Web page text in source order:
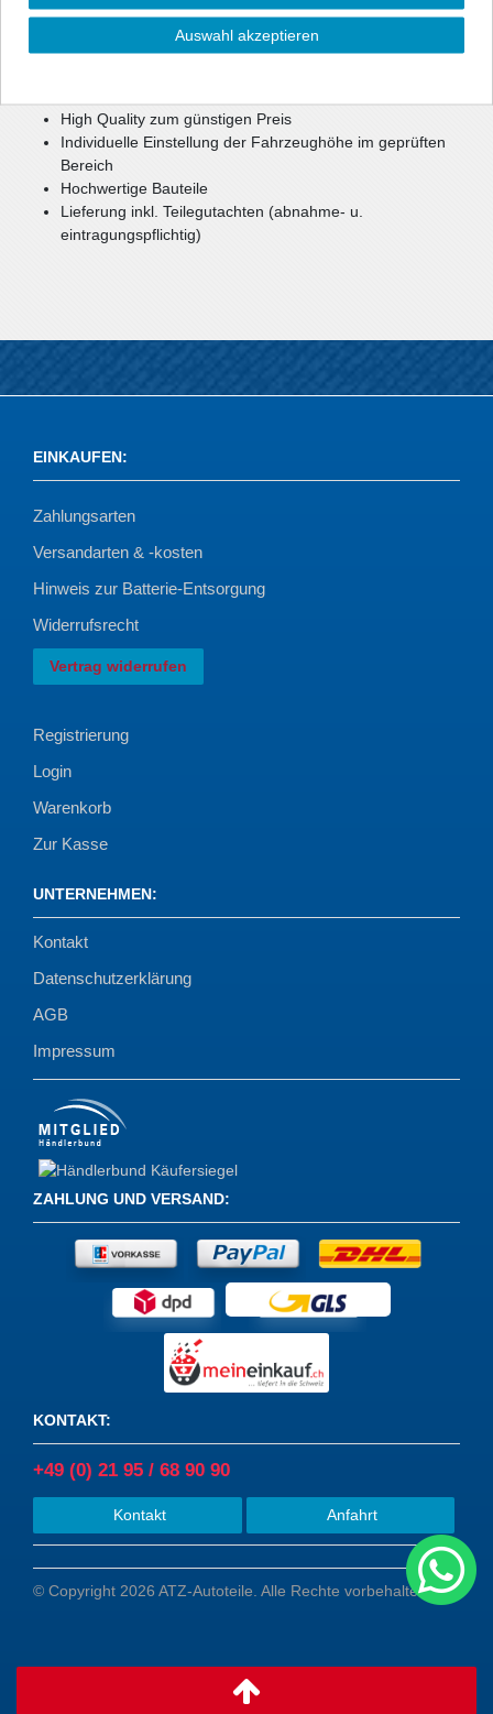
Die parallele Abstimmung aus Sportlichkeit, Komfort und
Sicherheit bietet ein optimales Setup.
High Quality zum günstigen Preis
Individuelle Einstellung der Fahrzeughöhe im geprüften
Bereich
Hochwertige Bauteile
Lieferung inkl. Teilegutachten (abnahme- u.
eintragungspflichtig)
EINKAUFEN:
Zahlungsarten
Versandarten & -kosten
Hinweis zur Batterie-Entsorgung
Widerrufsrecht
Vertrag widerrufen
Registrierung
Login
Warenkorb
Zur Kasse
UNTERNEHMEN:
Kontakt
Datenschutzerklärung
AGB
Impressum
ZAHLUNG UND VERSAND:
KONTAKT:
+49 (0) 21 95 / 68 90 90
Kontakt Anfahrt
© Copyright 2026 ATZ-Autoteile. Alle Rechte vorbehalten.
Auswahl akzeptieren